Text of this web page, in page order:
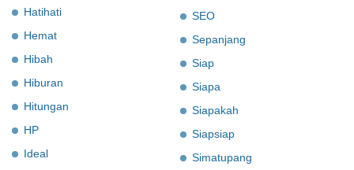
Hatihati
Hemat
Hibah
Hiburan
Hitungan
HP
Ideal
SEO
Sepanjang
Siap
Siapa
Siapakah
Siapsiap
Simatupang